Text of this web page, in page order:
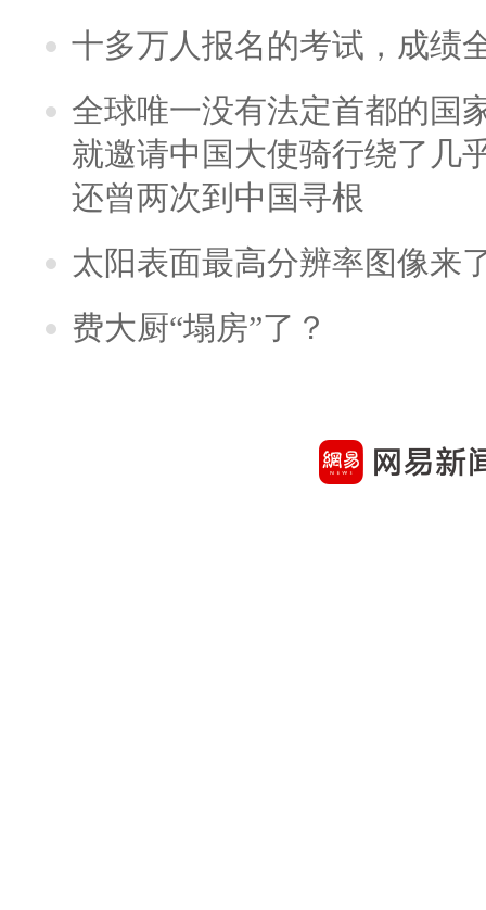
十多万人报名的考试，成绩
全球唯一没有法定首都的国
就邀请中国大使骑行绕了几
还曾两次到中国寻根
太阳表面最高分辨率图像来
费大厨“塌房”了？